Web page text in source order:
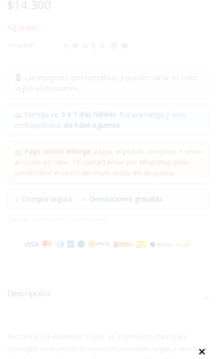
$14.300
Agotado
Compartir:
Entrega de 3 a 7 días hábiles. Bucaramanga y área
metropolitana: día hábil siguiente.
Pago contra entrega: pagas el pedido completo + envío
al recibir en casa. Te contactamos por WhatsApp para
confirmarte el costo del envío antes del despacho.
✓ Compra segura · ✓ Devoluciones gratuitas
Descripción
conseguir unas pestañas espectacularmente largas y definidas.